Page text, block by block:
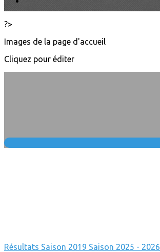
?>
Images de la page d'accueil
Cliquez pour éditer
Résultats Saison 2019 Saison 2025 - 2026